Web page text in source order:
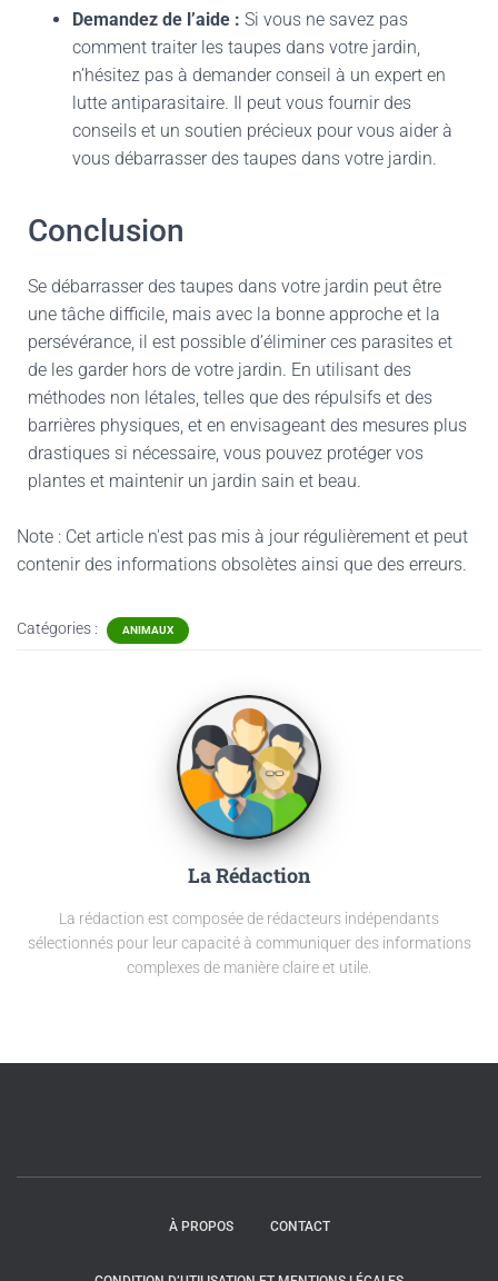
Demandez de l’aide : Si vous ne savez pas
comment traiter les taupes dans votre jardin,
n’hésitez pas à demander conseil à un expert en
lutte antiparasitaire. Il peut vous fournir des
conseils et un soutien précieux pour vous aider à
vous débarrasser des taupes dans votre jardin.
Conclusion
Se débarrasser des taupes dans votre jardin peut être
une tâche difficile, mais avec la bonne approche et la
persévérance, il est possible d’éliminer ces parasites et
de les garder hors de votre jardin. En utilisant des
méthodes non létales, telles que des répulsifs et des
barrières physiques, et en envisageant des mesures plus
drastiques si nécessaire, vous pouvez protéger vos
plantes et maintenir un jardin sain et beau.
Note : Cet article n'est pas mis à jour régulièrement et peut
contenirdes informations obsolètes ainsi que des erreurs.
Catégories : ANIMAUX
La Rédaction
La rédaction est composée de rédacteurs indépendants
sélectionnés pour leur capacité à communiquer des informations
complexes de manière claire et utile.
À PROPOS CONTACT